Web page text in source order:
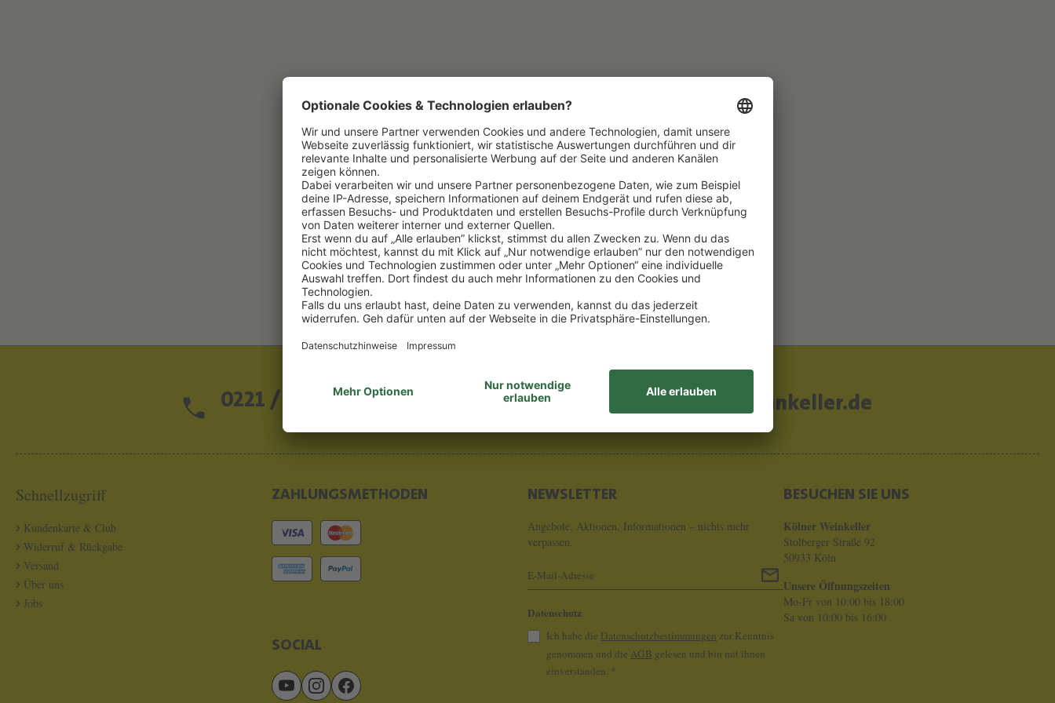
0221 / 13 97 28 - 0 info@koelner-weinkeller.de
Schnellzugriff
Kundenkarte & Club
Widerruf & Rückgabe
Versand
Über uns
Jobs
ZAHLUNGSMETHODEN
SOCIAL
NEWSLETTER
Angebote, Aktionen, Informationen – nichts mehr
verpassen.
Datenschutz
Ich habe die Datenschutzbestimmungen zur Kenntnis
genommen und die AGB gelesen und bin mit ihnen
einverstanden. *
BESUCHEN SIE UNS
Kölner Weinkeller
Stolberger Straße 92
50933 Köln
Unsere Öffnungszeiten
Mo-Fr von 10:00 bis 18:00
Sa von 10:00 bis 16:00